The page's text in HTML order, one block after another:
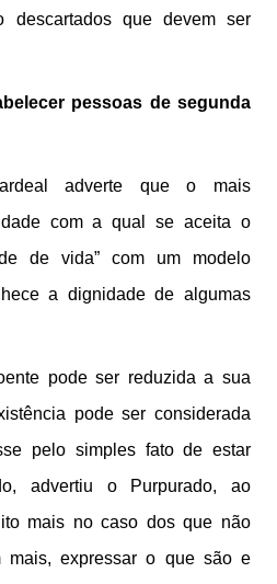
descartados que devem ser
pessoas de segunda
adverte que o mais
com a qual se aceita o
de vida” com um modelo
a dignidade de algumas
pode ser reduzida a sua
pode ser considerada
pelo simples fato de estar
advertiu o Purpurado, ao
mais no caso dos que não
mais, expressar o que são e